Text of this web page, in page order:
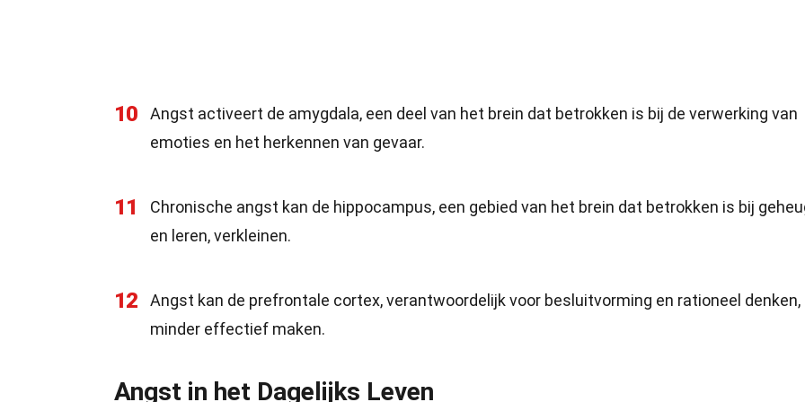
10
Angst activeert de amygdala, een deel van het brein dat betrokken is bij de verwerking van
emoties en het herkennen van gevaar.
11
Chronische angst kan de hippocampus, een gebied van het brein dat betrokken is bij
en leren, verkleinen.
12
Angst kan de prefrontale cortex, verantwoordelijk voor besluitvorming en rationeel denken,
minder effectief maken.
Angst in het Dagelijks Leven